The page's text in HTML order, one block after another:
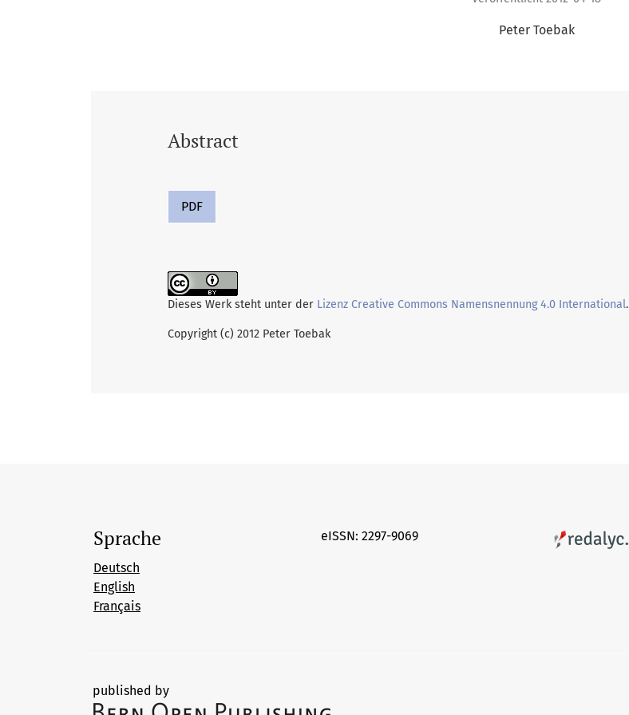
Peter Toebak
Abstract
PDF
Dieses Werk steht unter der Lizenz Creative Commons Namensnennung 4.0 International.
Copyright (c) 2012 Peter Toebak
Sprache
Deutsch
English
Français
eISSN: 2297-9069
published by